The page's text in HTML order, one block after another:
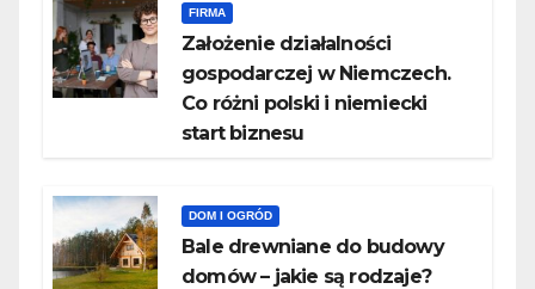
FIRMA
Założenie działalności
gospodarczej w Niemczech.
Co różni polski i niemiecki
start biznesu
DOM I OGRÓD
Bale drewniane do budowy
domów – jakie są rodzaje?